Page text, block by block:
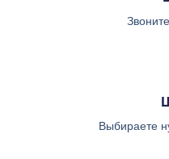
Выбираете